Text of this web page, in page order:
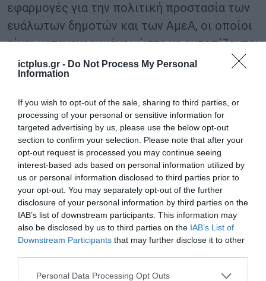
ictplus.gr - Do Not Process My Personal
Information
If you wish to opt-out of the sale, sharing to third parties, or
processing of your personal or sensitive information for
targeted advertising by us, please use the below opt-out
section to confirm your selection. Please note that after your
opt-out request is processed you may continue seeing
interest-based ads based on personal information utilized by
us or personal information disclosed to third parties prior to
your opt-out. You may separately opt-out of the further
disclosure of your personal information by third parties on the
IAB’s list of downstream participants. This information may
also be disclosed by us to third parties on the IAB’s List of
Downstream Participants that may further disclose it to other
Please note that this website/app uses one or more Google
Personal Data Processing Opt Outs
εφαρμογές για την πολιτική προστασία των
ευάλωτων δημοτών και των ΑμεΑ, οι οποίοι
είναι καταγεγραμμένοι ώστε να εντοπίζονται
και να διασώζονται άμεσα σε περιπτώσεις
εκτάκτου ανάγκης.
Ο καθηγητής Καινοτομίας του ΕΜΠ Άγγελος
Τσακανίκας, κλείνοντας τον κύκλο των
παρεμβάσεων εστίασε στη δημιουργία νέας
οικονομικής αξίας. Υποστήριξε ότι το μικρό
μέγεθος των νησιών επιτρέπει τον
αποτελεσματικό πειραματισμό και τόνισε
ότι οι προβλεπόμενοι “κόμβοι καινοτομίας”
της πρωτοβουλίας δεν πρέπει να
αλλά ως ζωντανοί οργανισμοί που θα